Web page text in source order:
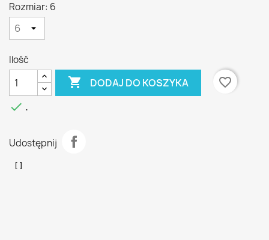
Rozmiar: 6
Ilość
 DODAJ DO KOSZYKA
favorite_border
 .
Udostępnij